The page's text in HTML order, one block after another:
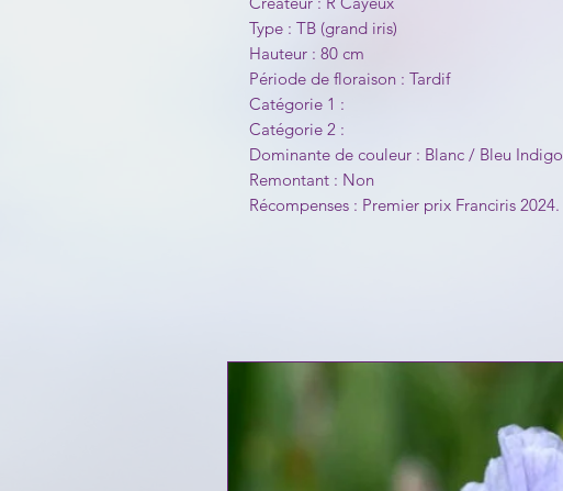
Type : TB (grand iris)
Hauteur : 80 cm
Période de floraison : Tardif
Catégorie 1 :
Catégorie 2 :
Dominante de couleur : Blanc / Bleu Indigo
Remontant : Non
Récompenses : Premier prix Franciris 2024.